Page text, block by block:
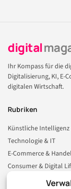
digital
Ihr Kompass für die
Digitalisierung, KI, E-
digitalen Wirtschaft.
Rubriken
Künstliche Intelligenz
Technologie & IT
E-Commerce & Handel
Consumer & Digital